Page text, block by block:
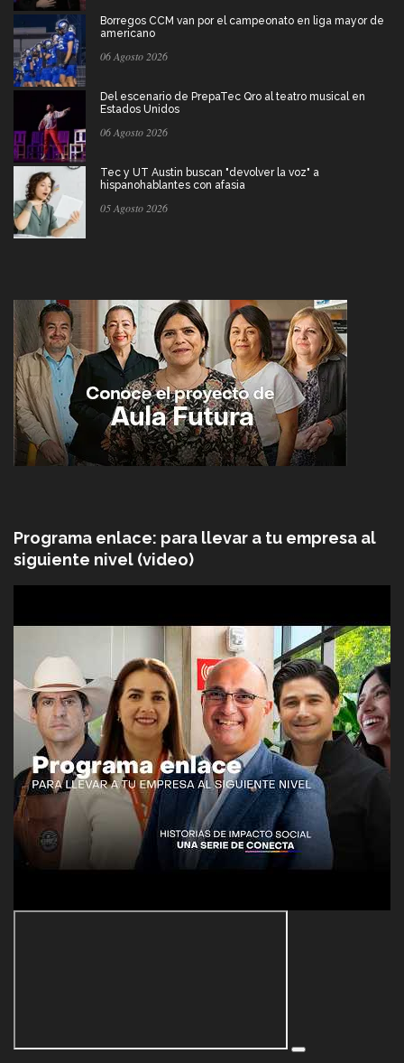
Borregos CCM van por el campeonato en liga mayor de
americano
06 Agosto 2026
Del escenario de PrepaTec Qro al teatro musical en
Estados Unidos
06 Agosto 2026
Tec y UT Austin buscan "devolver la voz" a
hispanohablantes con afasia
05 Agosto 2026
Programa enlace: para llevar a tu empresa al
siguiente nivel (video)